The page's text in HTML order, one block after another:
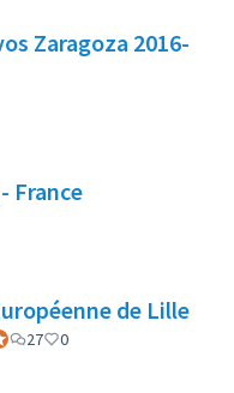
Zaragoza 2016-
France
de Lille
officiel
27 0